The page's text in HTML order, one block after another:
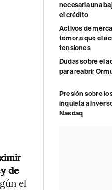
de
el
necesaria una
el crédito
Activos de
temor a que el
tensiones
Dudas sobre el
para reabrir
Presión sobre
inquieta a
Nasdaq